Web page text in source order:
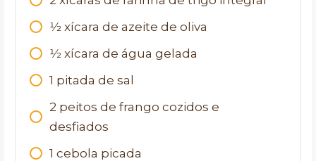
1⁄2 xícara de azeite de oliva
1⁄2 xícara de água gelada
1 pitada de sal
2 peitos de frango cozidos e
desfiados
1 cebola picada